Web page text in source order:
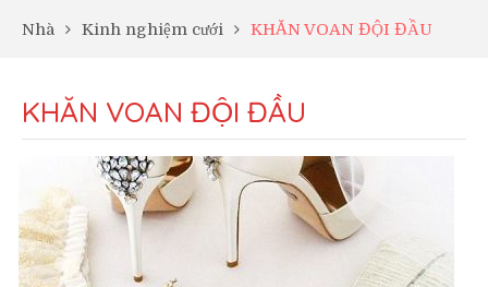
Nhà Kinh nghiệm cưới KHĂN VOAN ĐỘI ĐẦU
KHĂN VOAN ĐỘI ĐẦU